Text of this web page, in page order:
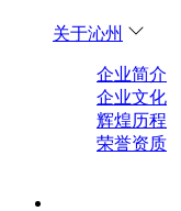
关于沁州
企业简介
企业文化
辉煌历程
荣誉资质